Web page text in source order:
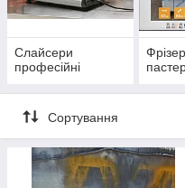
Слайсери
професійні
Сортування